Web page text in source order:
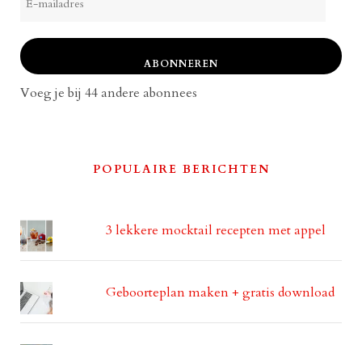
mailadres
ABONNEREN
Voeg je bij 44 andere abonnees
POPULAIRE BERICHTEN
3 lekkere mocktail recepten met appel
Geboorteplan maken + gratis download